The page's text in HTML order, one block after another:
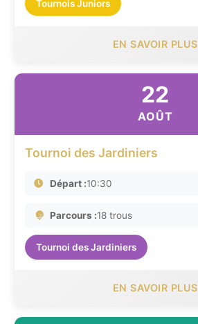
Tournois Juniors
EN SAVOIR PLUS
22
AOÛT
Tournoi des Jardiniers
Départ :10:30
Parcours :18 trous
Tournoi des Jardiniers
EN SAVOIR PLUS